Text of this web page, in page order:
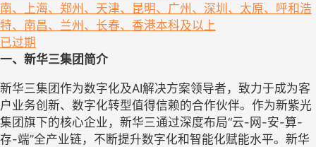
南、上海、郑州、天津、昆明、广州、深圳、太原、呼和浩
特、南昌、兰州、长春、香港本科及以上
已过期
一、新华三集团简介
新华三集团作为数字化及AI解决方案领导者，致力于成为客
户业务创新、数字化转型值得信赖的合作伙伴。作为新紫光
集团旗下的核心企业，新华三通过深度布局“云-网-安-算-
存-端”全产业链，不断提升数字化和智能化赋能水平。新华